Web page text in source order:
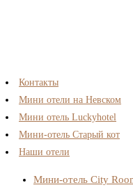
Контакты
Мини отели на Невском
Мини отель Luckyhotel
Мини-отель Старый кот
Наши отели
Мини-отель City